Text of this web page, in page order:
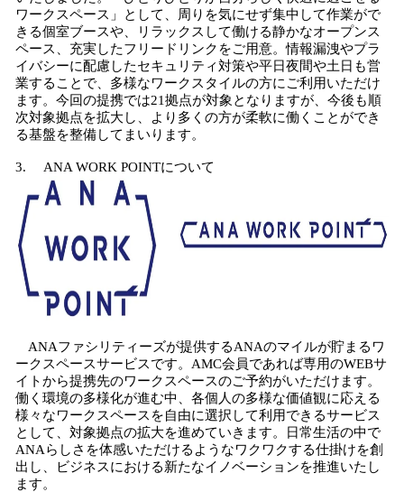
ワークスペース」として、周りを気にせず集中して作業がで
きる個室ブースや、リラックスして働ける静かなオープンス
ペース、充実したフリードリンクをご用意。情報漏洩やプラ
イバシーに配慮したセキュリティ対策や平日夜間や土日も営
業することで、多様なワークスタイルの方にご利用いただけ
ます。今回の提携では21拠点が対象となりますが、今後も順
次対象拠点を拡大し、より多くの方が柔軟に働くことができ
る基盤を整備してまいります。
3. ANA WORK POINTについて
ANAファシリティーズが提供するANAのマイルが貯まるワ
ークスペースサービスです。AMC会員であれば専用のWEBサ
イトから提携先のワークスペースのご予約がいただけます。
働く環境の多様化が進む中、各個人の多様な価値観に応える
様々なワークスペースを自由に選択して利用できるサービス
として、対象拠点の拡大を進めていきます。日常生活の中で
ANAらしさを体感いただけるようなワクワクする仕掛けを創
出し、ビジネスにおける新たなイノベーションを推進いたし
ます。